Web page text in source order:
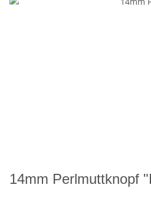
14mm Perlmuttknopf